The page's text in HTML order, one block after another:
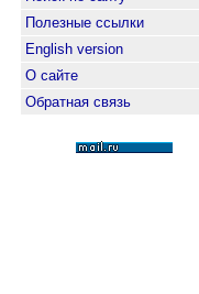
Полезные ссылки
English version
О сайте
Обратная связь